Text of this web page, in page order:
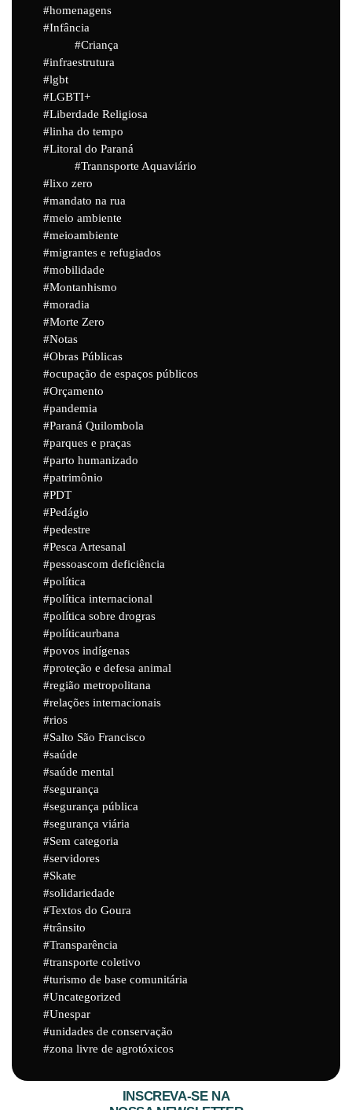
homenagens
Infância
Criança
infraestrutura
lgbt
LGBTI+
Liberdade Religiosa
linha do tempo
Litoral do Paraná
Trannsporte Aquaviário
lixo zero
mandato na rua
meio ambiente
meioambiente
migrantes e refugiados
mobilidade
Montanhismo
moradia
Morte Zero
Notas
Obras Públicas
ocupação de espaços públicos
Orçamento
pandemia
Paraná Quilombola
parques e praças
parto humanizado
patrimônio
PDT
Pedágio
pedestre
Pesca Artesanal
pessoascom deficiência
política
política internacional
política sobre drogras
políticaurbana
povos indígenas
proteção e defesa animal
região metropolitana
relações internacionais
rios
Salto São Francisco
saúde
saúde mental
segurança
segurança pública
segurança viária
Sem categoria
servidores
Skate
solidariedade
Textos do Goura
trânsito
Transparência
transporte coletivo
turismo de base comunitária
Uncategorized
Unespar
unidades de conservação
zona livre de agrotóxicos
INSCREVA-SE NA